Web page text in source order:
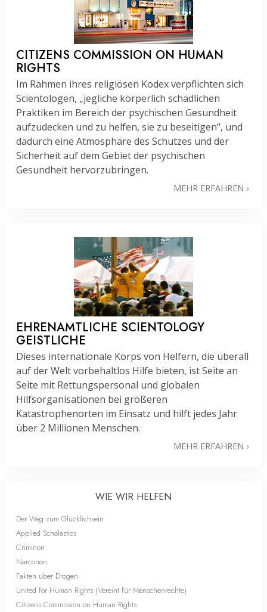
CITIZENS COMMISSION ON HUMAN
RIGHTS
Im Rahmen ihres religiösen Kodex verpflichten sich
Scientologen, „jegliche körperlich schädlichen
Praktiken im Bereich der psychischen Gesundheit
aufzudecken und zu helfen, sie zu beseitigen“, und
dadurch eine Atmosphäre des Schutzes und der
Sicherheit auf dem Gebiet der psychischen
Gesundheit hervorzubringen.
MEHR ERFAHREN
EHRENAMTLICHE SCIENTOLOGY
GEISTLICHE
Dieses internationale Korps von Helfern, die überall
auf der Welt vorbehaltlos Hilfe bieten, ist Seite an
Seite mit Rettungspersonal und globalen
Hilfsorganisationen bei größeren
Katastrophenorten im Einsatz und hilft jedes Jahr
über 2 Millionen Menschen.
MEHR ERFAHREN
WIE WIR HELFEN
Der Weg zum Glücklichsein
Applied Scholastics
Criminon
Narconon
Fakten über Drogen
United for Human Rights (Vereint für Menschenrechte)
Citizens Commission on Human Rights